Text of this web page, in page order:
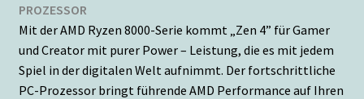
PROZESSOR
Mit der AMD Ryzen 8000-Serie kommt „Zen 4” für Gamer
und Creator mit purer Power – Leistung, die es mit jedem
Spiel in der digitalen Welt aufnimmt. Der fortschrittliche
PC-Prozessor bringt führende AMD Performance auf Ihren